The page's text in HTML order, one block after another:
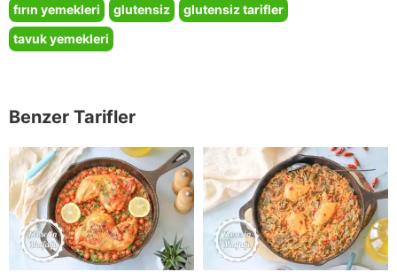
fırın yemekleri glutensiz
glutensiz tarifler
tavuk yemekleri
Benzer Tarifler